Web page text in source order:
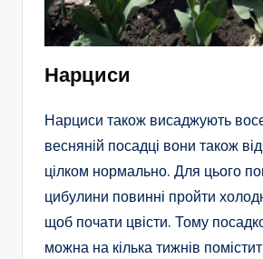
Нарциси
Нарциси також висаджують
весняній посадці вони також
цілком нормально. Для цього
цибулини повинні пройти
щоб почати цвісти. Тому
можна на кілька тижнів